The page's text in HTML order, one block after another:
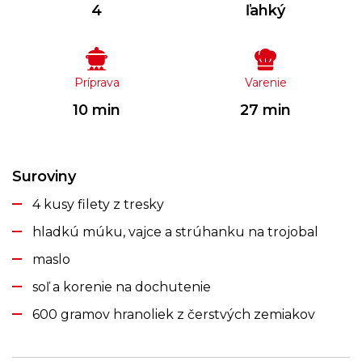
4 ľahký
Príprava
10 min
Varenie
27 min
Suroviny
4 kusy filety z tresky
hladkú múku, vajce a strúhanku na trojobal
maslo
soľ a korenie na dochutenie
600 gramov hranoliek z čerstvých zemiakov